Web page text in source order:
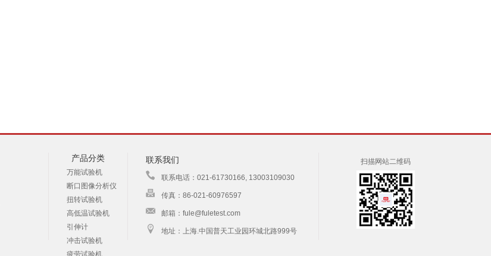
产品分类
万能试验机
断口图像分析仪
扭转试验机
高低温试验机
引伸计
冲击试验机
疲劳试验机
联系我们
联系电话：021-61730166, 13003109030
传真：86-021-60976597
邮箱：fule@fuletest.com
地址：上海.中国普天工业园环城北路999号
扫描网站二维码